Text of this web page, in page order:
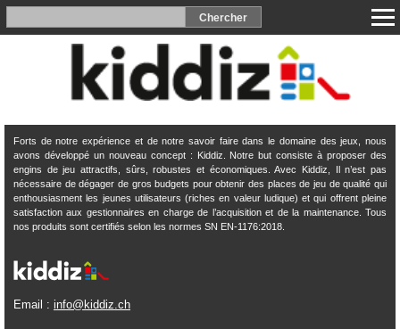
Forts de notre expérience et de notre savoir faire dans le domaine des jeux, nous
avons développé un nouveau concept : Kiddiz. Notre but consiste à proposer des
engins de jeu attractifs, sûrs, robustes et économiques. Avec Kiddiz, Il n’est pas
nécessaire de dégager de gros budgets pour obtenir des places de jeu de qualité qui
enthousiasment les jeunes utilisateurs (riches en valeur ludique) et qui offrent pleine
satisfaction aux gestionnaires en charge de l’acquisition et de la maintenance. Tous
nos produits sont certifiés selon les normes SN EN-1176:2018.
Email : info@kiddiz.ch